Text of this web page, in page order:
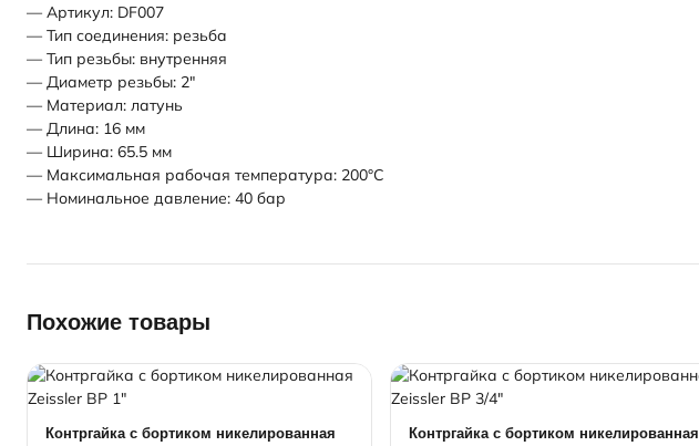
— Артикул: DF007
— Тип соединения: резьба
— Тип резьбы: внутренняя
— Диаметр резьбы: 2"
— Материал: латунь
— Длина: 16 мм
— Ширина: 65.5 мм
— Максимальная рабочая температура: 200°С
— Номинальное давление: 40 бар
Похожие товары
Контргайка с бортиком никелированная
Контргайка с бортиком никелированная